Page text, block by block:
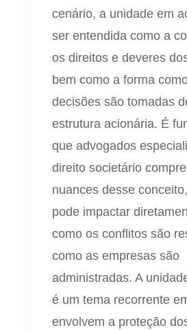
cenário, a unidade em
ser entendida como a
os direitos e deveres
bem como a forma
decisões são tomadas
estrutura acionária. É
que advogados
direito societário
nuances desse
pode impactar
como os conflitos são
como as empresas são
administradas. A
é um tema recorrente
envolvem a proteção